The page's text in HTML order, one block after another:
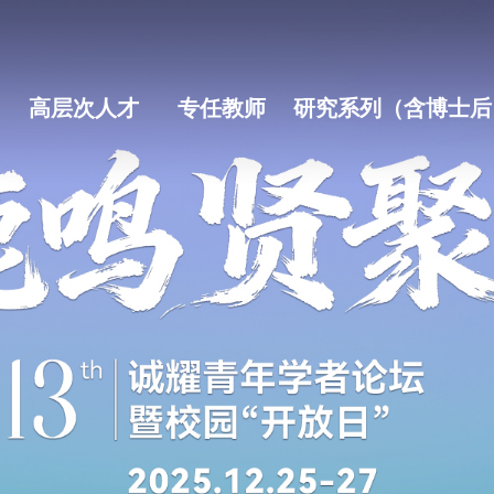
高层次人才 专任教师 研究系列（含博士